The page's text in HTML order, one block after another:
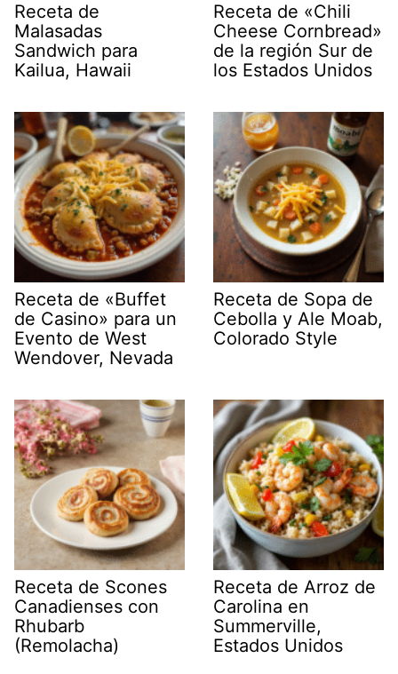
Receta de
Malasadas
Sandwich para
Kailua, Hawaii
Receta de «Chili
Cheese Cornbread»
de la región Sur de
los Estados Unidos
Receta de «Buffet
de Casino» para un
Evento de West
Wendover, Nevada
Receta de Sopa de
Cebolla y Ale Moab,
Colorado Style
Receta de Scones
Canadienses con
Rhubarb
(Remolacha)
Receta de Arroz de
Carolina en
Summerville,
Estados Unidos